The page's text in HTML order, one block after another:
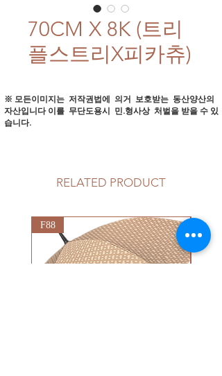
70CM X 8K (트리
플스트리X피카츄)
※ 모든이미지는 저작권법에 의거 보호받는 동산양산의
자산입니다이를 무단도용시 민.형사상 처벌을 받을 수 있
습니다.
RELATED PRODUCT
F88 G92